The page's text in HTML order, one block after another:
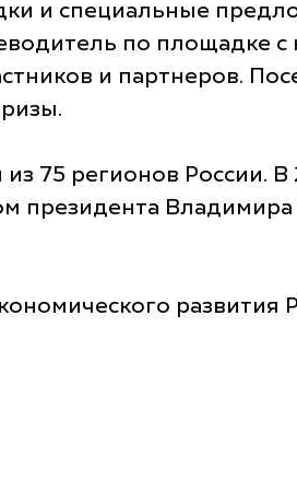
и специальные
по площадке с
и партнеров.
75 регионов России. В
президента